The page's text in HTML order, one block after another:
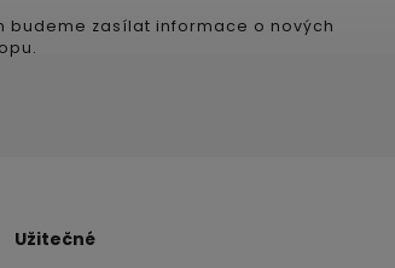
budeme zasílat informace o nových
Užitečné